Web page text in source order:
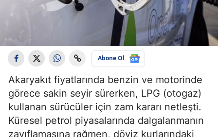
Abone Ol
Akaryakıt fiyatlarında benzin ve motorinde
görece sakin seyir sürerken, LPG (otogaz)
kullanan sürücüler için zam kararı netleşti.
Küresel petrol piyasalarında dalgalanmanın
zayıflamasına rağmen, döviz kurlarındaki